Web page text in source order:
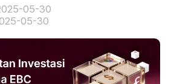
05-30
05-30